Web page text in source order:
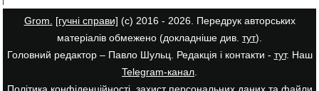
Grom. [гучні справи] (с) 2016 - 2026. Передрук авторських
матеріалів обмежено (докладніше див. тут).
Головний редактор – Павло Шульц. Редакція і контакти - тут. Наш
Telegram-канал